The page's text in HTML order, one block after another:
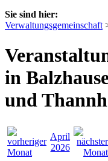
Sie sind hier:
Verwaltungsgemeinschaft
in
und
April
2026